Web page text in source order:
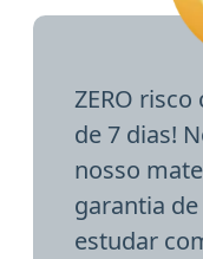
ZERO
de 7 dias!
nosso
garantia
estudar